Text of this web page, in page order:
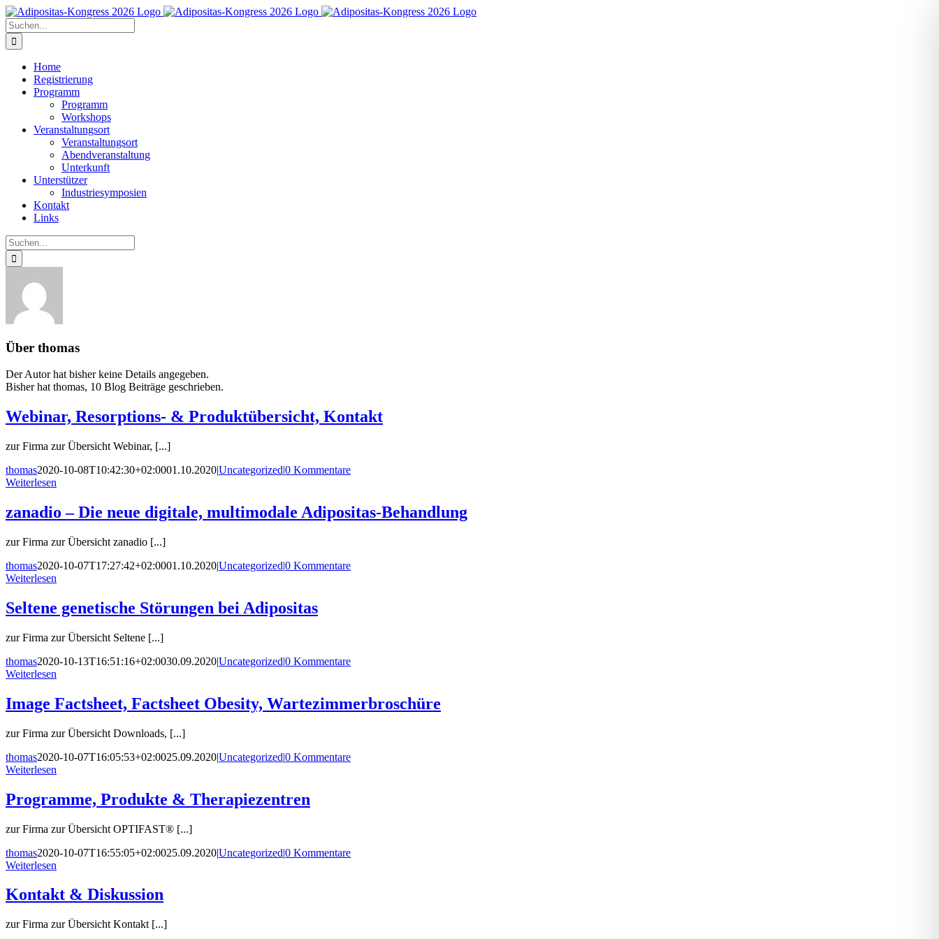
Zum
Inhalt
springen
Suche
nach:
Home
Registrierung
Programm
Programm
Workshops
Veranstaltungsort
Veranstaltungsort
Abendveranstaltung
Unterkunft
Unterstützer
Industriesymposien
Kontakt
Links
Suche
nach:
Über thomas
Der Autor hat bisher keine Details angegeben.
Bisher hat thomas, 10 Blog Beiträge geschrieben.
Webinar, Resorptions- & Produktübersicht, Kontakt
zur Firma zur Übersicht Webinar, [...]
thomas2020-10-08T10:42:30+02:0001.10.2020|Uncategorized|0 Kommentare
Weiterlesen
zanadio – Die neue digitale, multimodale Adipositas-Behandlung
zur Firma zur Übersicht zanadio [...]
thomas2020-10-07T17:27:42+02:0001.10.2020|Uncategorized|0 Kommentare
Weiterlesen
Seltene genetische Störungen bei Adipositas
zur Firma zur Übersicht Seltene [...]
thomas2020-10-13T16:51:16+02:0030.09.2020|Uncategorized|0 Kommentare
Weiterlesen
Image Factsheet, Factsheet Obesity, Wartezimmerbroschüre
zur Firma zur Übersicht Downloads, [...]
thomas2020-10-07T16:05:53+02:0025.09.2020|Uncategorized|0 Kommentare
Weiterlesen
Programme, Produkte & Therapiezentren
zur Firma zur Übersicht OPTIFAST® [...]
thomas2020-10-07T16:55:05+02:0025.09.2020|Uncategorized|0 Kommentare
Weiterlesen
Kontakt & Diskussion
zur Firma zur Übersicht Kontakt [...]